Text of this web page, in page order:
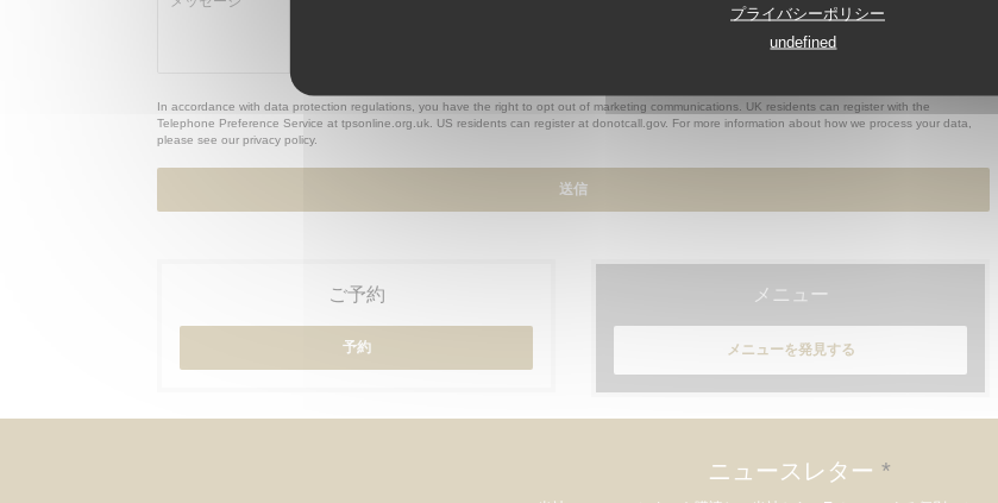
プライバシーポリシー
undefined
In accordance with data protection regulations, you have the right to opt out of marketing communications. UK residents can register with the
Telephone Preference Service at tpsonline.org.uk . US residents can register at donotcall.gov. For more information about how we process your data,
please see our privacy policy.
ご予約
予約
メニュー
メニューを発見する
ニュースレター *